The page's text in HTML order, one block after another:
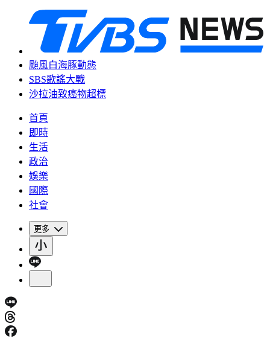
颱風白海豚動態
SBS歌謠大戰
沙拉油致癌物超標
首頁
即時
生活
政治
娛樂
國際
社會
更多